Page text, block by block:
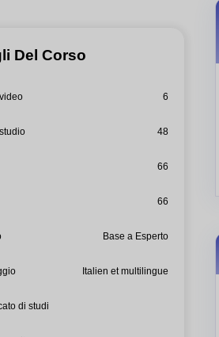
Del Corso
6
48
66
66
Base a Esperto
Italien et multilingue
di studi